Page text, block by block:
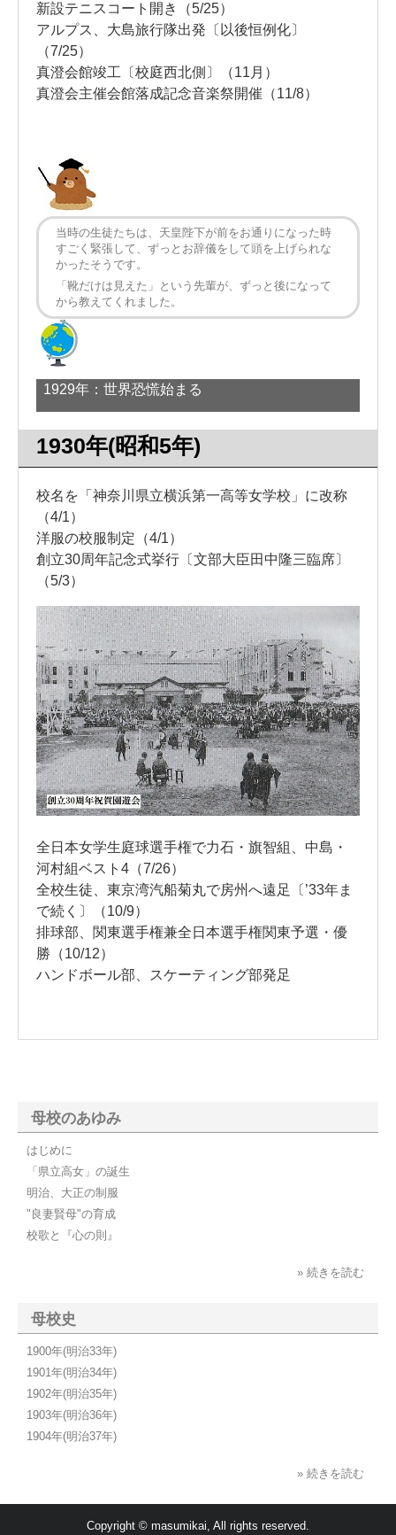
新設テニスコート開き（5/25）
アルプス、大島旅行隊出発〔以後恒例化〕
（7/25）
真澄会館竣工〔校庭西北側〕（11月）
真澄会主催会館落成記念音楽祭開催（11/8）
当時の生徒たちは、天皇陛下が前をお通りになった時
すごく緊張して、ずっとお辞儀をして頭を上げられな
かったそうです。
「靴だけは見えた」という先輩が、ずっと後になって
から教えてくれました。
1929年：世界恐慌始まる
1930年(昭和5年)
校名を「神奈川県立横浜第一高等女学校」に改称
（4/1）
洋服の校服制定（4/1）
創立30周年記念式挙行〔文部大臣田中隆三臨席〕
（5/3）
全日本女学生庭球選手権で力石・旗智組、中島・
河村組ベスト4（7/26）
全校生徒、東京湾汽船菊丸で房州へ遠足〔’33年ま
で続く〕（10/9）
排球部、関東選手権兼全日本選手権関東予選・優
勝（10/12）
ハンドボール部、スケーティング部発足
母校のあゆみ
はじめに
「県立高女」の誕生
明治、大正の制服
"良妻賢母"の育成
校歌と『心の則』
» 続きを読む
母校史
1900年(明治33年)
1901年(明治34年)
1902年(明治35年)
1903年(明治36年)
1904年(明治37年)
» 続きを読む
Copyright © masumikai, All rights reserved.